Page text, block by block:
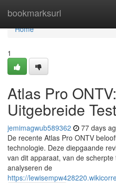
bookmarksurl
Home
Home
1
Atlas Pro
Uitgebreide Test
jemimagwub589362 77 days
De recente Atlas Pro ONTV
technologie. Deze diepgaande
van dit apparaat, van de
analyseren de
https://